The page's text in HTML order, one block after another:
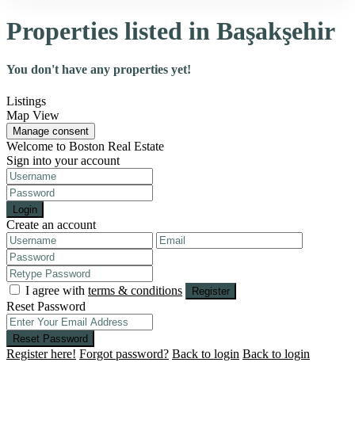
Properties listed in Başakşehir
You don't have any properties yet!
Listings
Map View
Manage consent
Welcome to Boston Real Estate
Sign into your account
Login
Create an account
I agree with terms & conditions Register
Reset Password
Reset Password
Register here! Forgot password? Back to login Back to login